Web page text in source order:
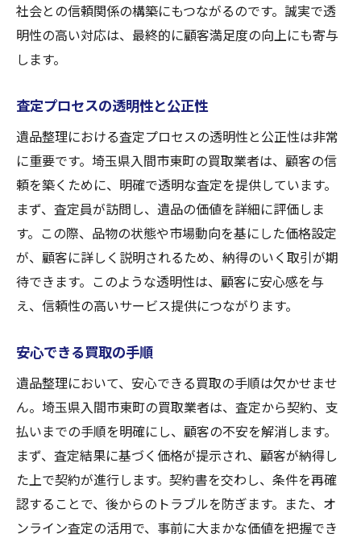
社会との信頼関係の構築にもつながるのです。誠実で透
明性の高い対応は、最終的に顧客満足度の向上にも寄与
します。
査定プロセスの透明性と公正性
遺品整理における査定プロセスの透明性と公正性は非常
に重要です。埼玉県入間市東町の買取業者は、顧客の信
頼を築くために、明確で透明な査定を提供しています。
まず、査定員が訪問し、遺品の価値を詳細に評価しま
す。この際、品物の状態や市場動向を基にした価格設定
が、顧客に詳しく説明されるため、納得のいく取引が期
待できます。このような透明性は、顧客に安心感を与
え、信頼性の高いサービス提供につながります。
安心できる買取の手順
遺品整理において、安心できる買取の手順は欠かせませ
ん。埼玉県入間市東町の買取業者は、査定から契約、支
払いまでの手順を明確にし、顧客の不安を解消します。
まず、査定結果に基づく価格が提示され、顧客が納得し
た上で契約が進行します。契約書を交わし、条件を再確
認することで、後からのトラブルを防ぎます。また、オ
ンライン査定の活用で、事前に大まかな価値を把握でき